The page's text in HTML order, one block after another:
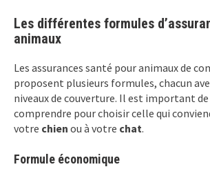
Les différentes formules
animaux
Les assurances santé pour animaux de
proposent plusieurs formules, chacun
niveaux de couverture. Il est important
comprendre pour choisir celle qui
votre chien ou à votre chat.
Formule économique